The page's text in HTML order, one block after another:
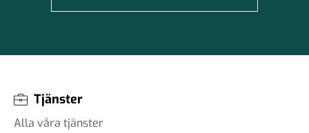
Tjänster
Alla våra tjänster